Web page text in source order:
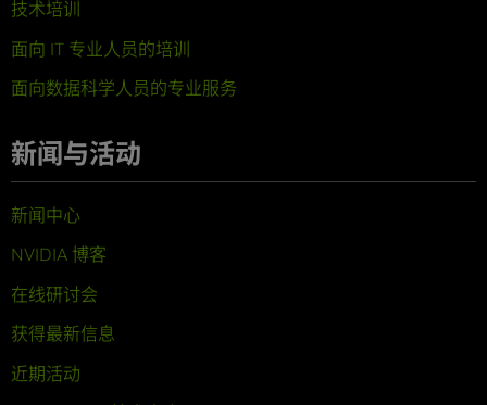
技术培训
面向 IT 专业人员的培训
面向数据科学人员的专业服务
新闻与活动
新闻中心
NVIDIA 博客
在线研讨会
获得最新信息
近期活动